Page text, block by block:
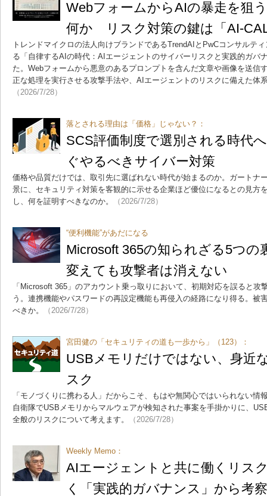
WebフォームからAIの暴走を狙
何か リスク対策の鍵は「AI-
トレンドマイクロの法人向けブランドであるTrendAIとPwCコンサルテ
る「自律するAIの時代：AIエージェントのサイバーリスクと実践的ガバ
た。Webフォームから悪意のあるプロンプトを含んだ文章や画像を送信
正な処理を実行させる攻撃手法や、AIエージェントのリスクに備えた体
（2026/7/28）
落とされる理由は「価格」じゃない？：
SCS評価制度で選別される時代
ぐやるべきサイバー対策
価格や品質だけでは、取引先に選ばれない時代が始まるのか。ガートナ
景に、セキュリティ対策を客観的に示せる企業ほど優位になるとの見方
し、何を証明すべきなのか。
（2026/7/28）
“便利機能”があだになる
Microsoft 365の知られざる5つ
変えても攻撃者は消えない
「Microsoft 365」のアカウント乗っ取りにおいて、初期対応を誤ると攻
う。連携機能やパスワードの再設定機能も再侵入の経路になり得る。被
べきか。
（2026/7/28）
宮田健の「セキュリティの道も一歩から」（123）：
USBメモリだけではない、身近
スク
「モノづくりに携わる人」だからこそ、もはや無関心ではいられない情
自衛隊でUSBメモリからマルウェアが検知された事案を手掛かりに、
全般のリスクについて考えます。
（2026/7/28）
Weekly Memo：
AIエージェントと共に働くリス
く「実践的ガバナンス」から考察